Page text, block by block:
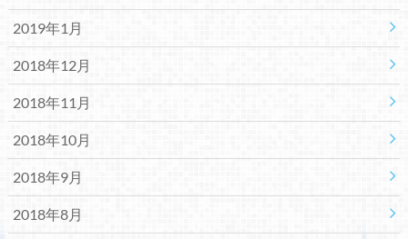
2019年1月
2018年12月
2018年11月
2018年10月
2018年9月
2018年8月